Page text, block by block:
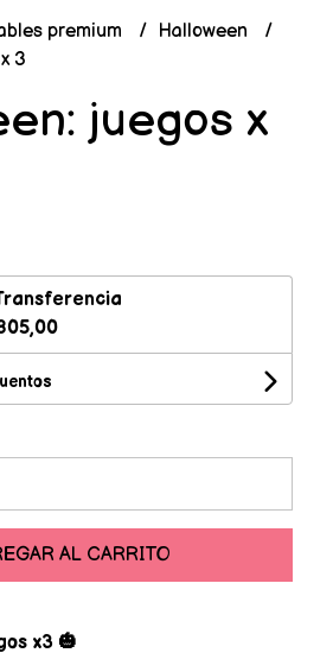
premium
Halloween
3
juegos x
AL CARRITO
x3 🎃